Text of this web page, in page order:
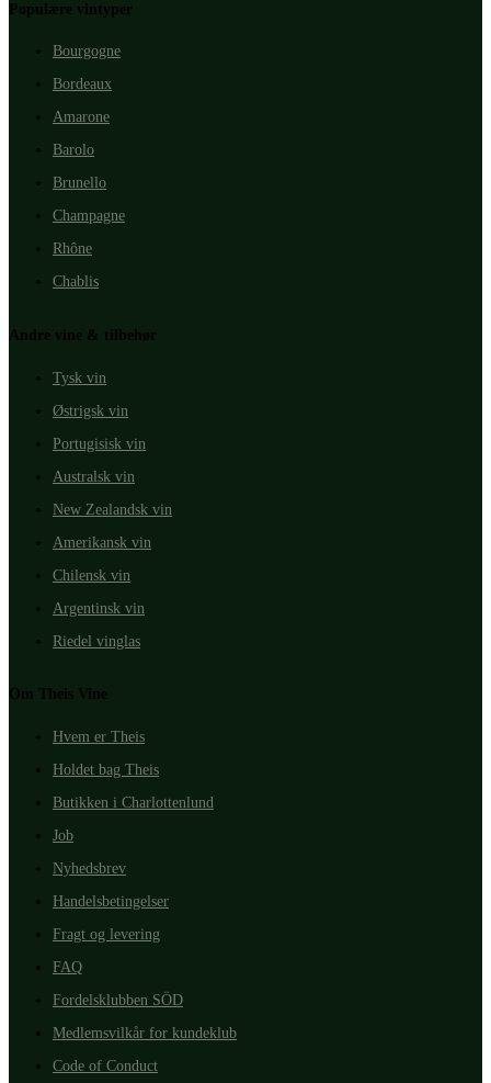
Populære vintyper
Bourgogne
Bordeaux
Amarone
Barolo
Brunello
Champagne
Rhône
Chablis
Andre vine & tilbehør
Tysk vin
Østrigsk vin
Portugisisk vin
Australsk vin
New Zealandsk vin
Amerikansk vin
Chilensk vin
Argentinsk vin
Riedel vinglas
Om Theis Vine
Hvem er Theis
Holdet bag Theis
Butikken i Charlottenlund
Job
Nyhedsbrev
Handelsbetingelser
Fragt og levering
FAQ
Fordelsklubben SÖD
Medlemsvilkår for kundeklub
Code of Conduct